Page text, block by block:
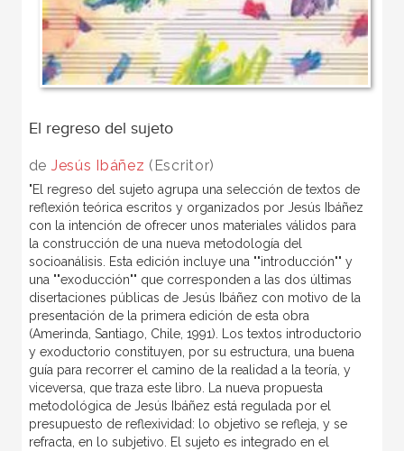
El regreso del sujeto
de Jesús Ibáñez (Escritor)
"El regreso del sujeto agrupa una selección de textos de
reflexión teórica escritos y organizados por Jesús Ibáñez
con la intención de ofrecer unos materiales válidos para
la construcción de una nueva metodología del
socioanálisis. Esta edición incluye una ""introducción"" y
una ""exoducción"" que corresponden a las dos últimas
disertaciones públicas de Jesús Ibáñez con motivo de la
presentación de la primera edición de esta obra
(Amerinda, Santiago, Chile, 1991). Los textos introductorio
y exoductorio constituyen, por su estructura, una buena
guía para recorrer el camino de la realidad a la teoría, y
viceversa, que traza este libro. La nueva propuesta
metodológica de Jesús Ibáñez está regulada por el
presupuesto de reflexividad: lo objetivo se refleja, y se
refracta, en lo subjetivo. El sujeto es integrado en el